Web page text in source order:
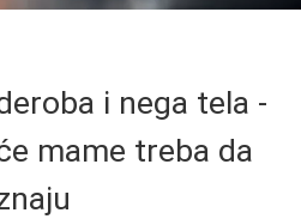
i nega tela -
mame treba da